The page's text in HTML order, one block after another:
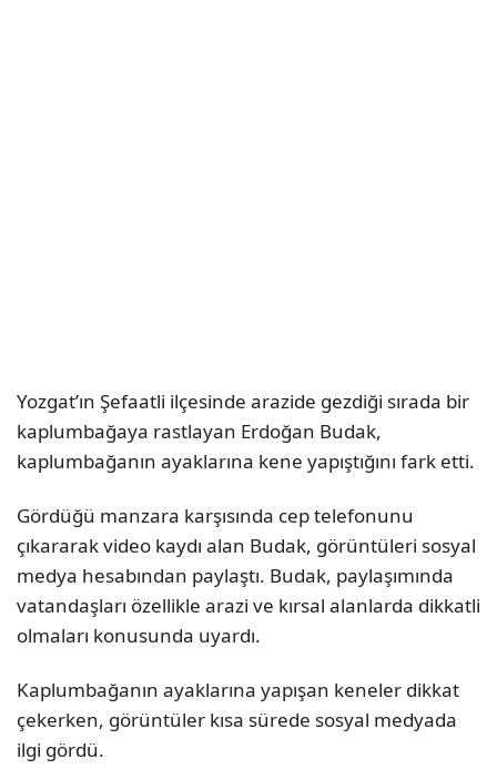
Yozgat’ın Şefaatli ilçesinde arazide gezdiği sırada bir
kaplumbağaya rastlayan Erdoğan Budak,
kaplumbağanın ayaklarına kene yapıştığını fark etti.
Gördüğü manzara karşısında cep telefonunu
çıkararak video kaydı alan Budak, görüntüleri sosyal
medya hesabından paylaştı. Budak, paylaşımında
vatandaşları özellikle arazi ve kırsal alanlarda dikkatli
olmaları konusunda uyardı.
Kaplumbağanın ayaklarına yapışan keneler dikkat
çekerken, görüntüler kısa sürede sosyal medyada
ilgi gördü.